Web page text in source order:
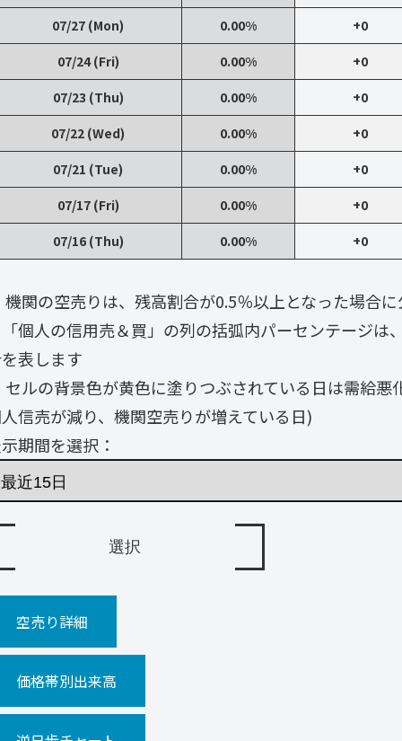
07/27 (Mon)
0.00%
+0
07/24 (Fri)
0.00%
+0
07/23 (Thu)
0.00%
+0
07/22 (Wed)
0.00%
+0
07/21 (Tue)
0.00%
+0
07/17 (Fri)
0.00%
+0
07/16 (Thu)
0.00% +0
機関の空売りは、残高割合が0.5％以上となった場合
個人の信用売＆買」の列の括弧内パーセンテージは
表します
セルの背景色が黄色に塗りつぶされている日は需給
信売が減り、機関空売りが増えている日)
期間を選択：
空売り詳細
価格帯別出来高